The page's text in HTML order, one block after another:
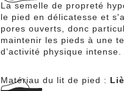
La semelle de propreté
le pied en délicatesse et
pores ouverts, donc
maintenir les pieds à une
d’activité physique intense.
Matériau du lit de pied :